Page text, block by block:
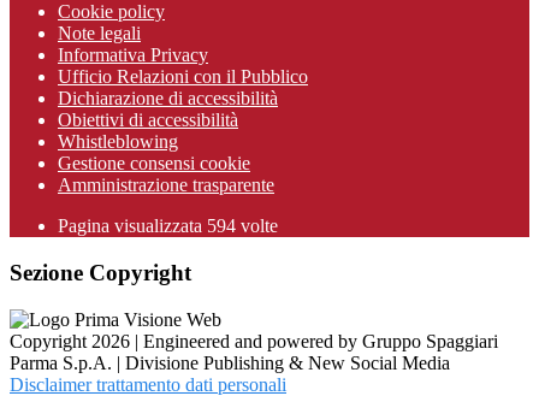
Cookie policy
Note legali
Informativa Privacy
Ufficio Relazioni con il Pubblico
Dichiarazione di accessibilità
Obiettivi di accessibilità
Whistleblowing
Gestione consensi cookie
Amministrazione trasparente
Pagina visualizzata 594 volte
Sezione Copyright
Copyright 2026 | Engineered and powered by Gruppo Spaggiari
Parma S.p.A. | Divisione Publishing & New Social Media
Disclaimer trattamento dati personali